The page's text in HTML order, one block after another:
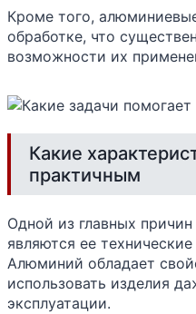
Кроме того,
обработке, что
возможности их
Какие
практичным
Одной из главных
являются ее
Алюминий обладает
использовать изделия
эксплуатации.